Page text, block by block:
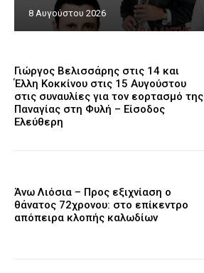
8 Αυγούστου 2026
Γιώργος Βελισσάρης στις 14 και
Έλλη Κοκκίνου στις 15 Αυγούστου
στις συναυλίες για τον εορτασμό της
Παναγίας στη Φυλή – Είσοδος
Ελεύθερη
Άνω Λιόσια – Προς εξιχνίαση ο
θάνατος 72χρονου: στο επίκεντρο
απόπειρα κλοπής καλωδίων